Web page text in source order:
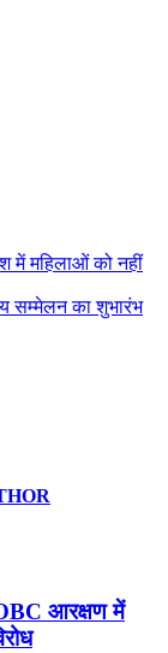
में महिलाओं को नहीं
सम्मेलन का शुभारंभ
आरक्षण में